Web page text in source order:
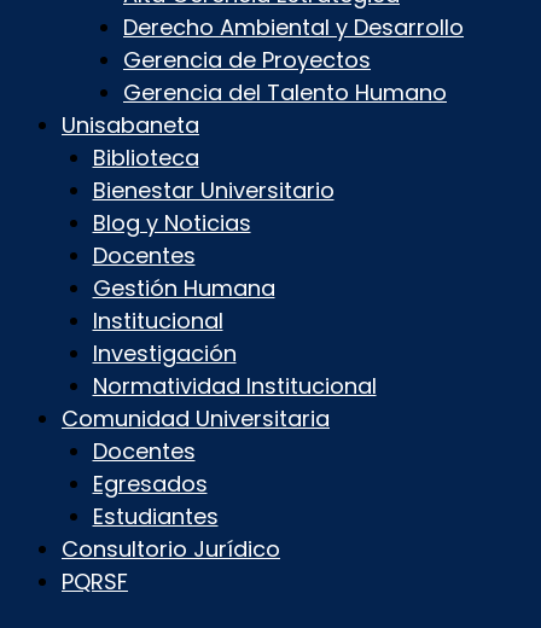
Derecho Ambiental y Desarrollo
Gerencia de Proyectos
Gerencia del Talento Humano
Unisabaneta
Biblioteca
Bienestar Universitario
Blog y Noticias
Docentes
Gestión Humana
Institucional
Investigación
Normatividad Institucional
Comunidad Universitaria
Docentes
Egresados
Estudiantes
Consultorio Jurídico
PQRSF